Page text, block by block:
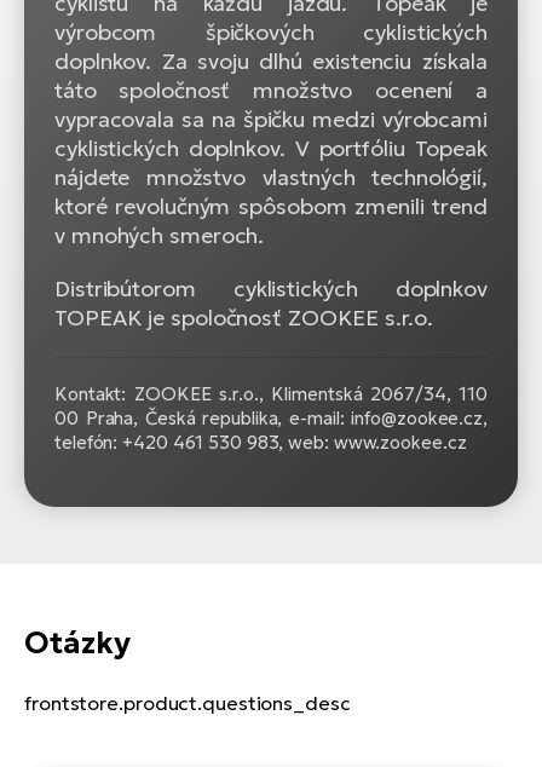
výrobcom špičkových cyklistických
doplnkov. Za svoju dlhú existenciu získala
táto spoločnosť množstvo ocenení a
vypracovala sa na špičku medzi výrobcami
cyklistických doplnkov. V portfóliu Topeak
nájdete množstvo vlastných technológií,
ktoré revolučným spôsobom zmenili trend
v mnohých smeroch.
Distribútorom cyklistických doplnkov
TOPEAK je spoločnosť ZOOKEE s.r.o.
Kontakt: ZOOKEE s.r.o., Klimentská 2067/34, 110
00 Praha, Česká republika, e-mail: info@zookee.cz,
telefón: +420 461 530 983, web: www.zookee.cz
Otázky
frontstore.product.questions_desc